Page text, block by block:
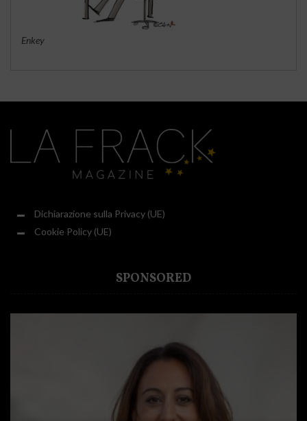
Enkey
Dichiarazione sulla Privacy (UE)
Cookie Policy (UE)
SPONSORED